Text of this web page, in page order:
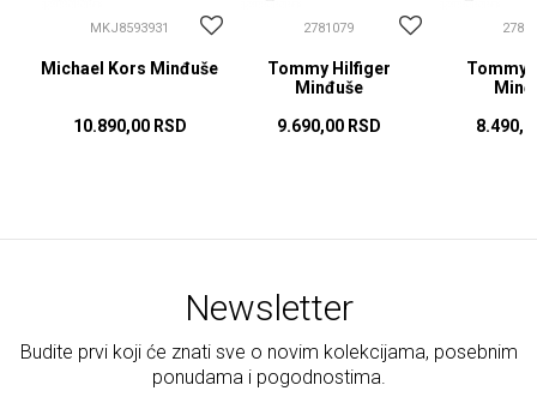
MKJ8593931
Michael Kors Minđuše
10.890,00 RSD
2781079
Tommy Hilfiger
Minđuše
9.690,00 RSD
Tommy
Newsletter
Budite prvi koji će znati sve o novim kolekcijama, posebnim
ponudama i pogodnostima.